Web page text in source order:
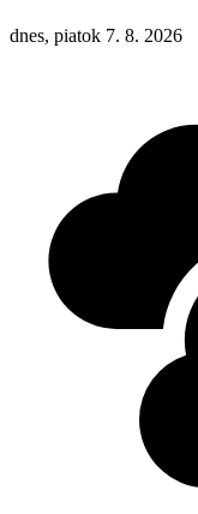
dnes, piatok 7. 8. 2026